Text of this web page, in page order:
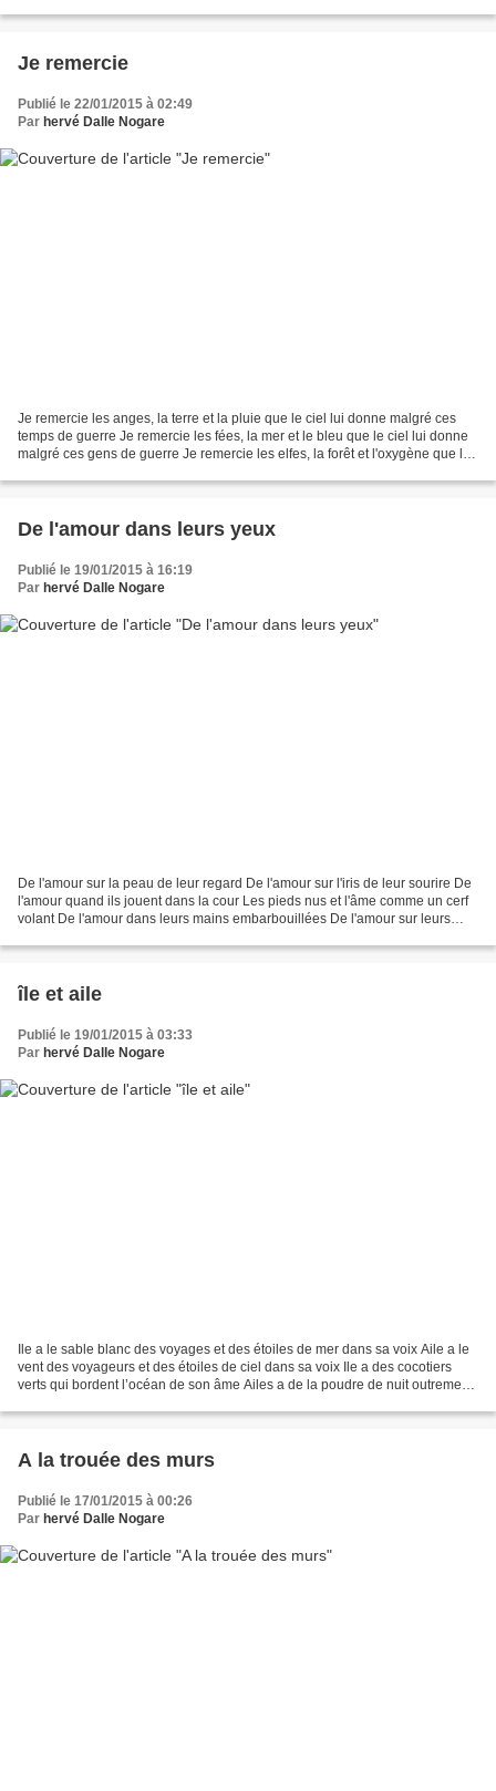
Je remercie
Publié le 22/01/2015 à 02:49
Par hervé Dalle Nogare
Je remercie les anges, la terre et la pluie que le ciel lui donne malgré ces
temps de guerre Je remercie les fées, la mer et le bleu que le ciel lui donne
malgré ces gens de guerre Je remercie les elfes, la forêt et l'oxygène que le
De l'amour dans leurs yeux
Publié le 19/01/2015 à 16:19
Par hervé Dalle Nogare
De l'amour sur la peau de leur regard De l'amour sur l'iris de leur sourire De
l'amour quand ils jouent dans la cour Les pieds nus et l'âme comme un cerf
volant De l'amour dans leurs mains embarbouillées De l'amour sur leurs
île et aile
Publié le 19/01/2015 à 03:33
Par hervé Dalle Nogare
Ile a le sable blanc des voyages et des étoiles de mer dans sa voix Aile a le
vent des voyageurs et des étoiles de ciel dans sa voix Ile a des cocotiers
verts qui bordent l’océan de son âme Ailes a de la poudre de nuit outremer
A la trouée des murs
Publié le 17/01/2015 à 00:26
Par hervé Dalle Nogare